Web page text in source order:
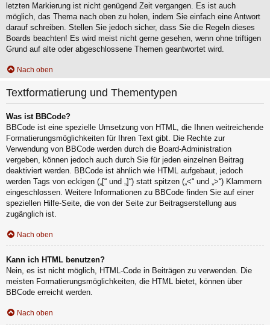
letzten Markierung ist nicht genügend Zeit vergangen. Es ist auch
möglich, das Thema nach oben zu holen, indem Sie einfach eine Antwort
darauf schreiben. Stellen Sie jedoch sicher, dass Sie die Regeln dieses
Boards beachten! Es wird meist nicht gerne gesehen, wenn ohne triftigen
Grund auf alte oder abgeschlossene Themen geantwortet wird.
Nach oben
Textformatierung und Thementypen
Was ist BBCode?
BBCode ist eine spezielle Umsetzung von HTML, die Ihnen weitreichende
Formatierungsmöglichkeiten für Ihren Text gibt. Die Rechte zur
Verwendung von BBCode werden durch die Board-Administration
vergeben, können jedoch auch durch Sie für jeden einzelnen Beitrag
deaktiviert werden. BBCode ist ähnlich wie HTML aufgebaut, jedoch
werden Tags von eckigen („[“ und „]“) statt spitzen („<“ und „>“) Klammern
eingeschlossen. Weitere Informationen zu BBCode finden Sie auf einer
speziellen Hilfe-Seite, die von der Seite zur Beitragserstellung aus
zugänglich ist.
Nach oben
Kann ich HTML benutzen?
Nein, es ist nicht möglich, HTML-Code in Beiträgen zu verwenden. Die
meisten Formatierungsmöglichkeiten, die HTML bietet, können über
BBCode erreicht werden.
Nach oben